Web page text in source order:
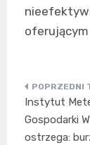
wpisu
Instytut
Gospodarki
ostrzega: